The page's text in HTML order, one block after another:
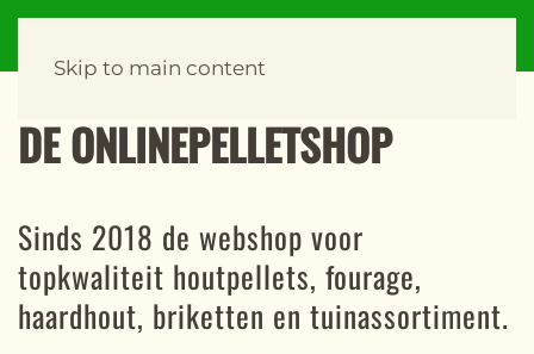
Skip to main content
DE ONLINEPELLETSHOP
Sinds 2018 de webshop voor
topkwaliteit houtpellets, fourage,
haardhout, briketten en tuinassortiment.